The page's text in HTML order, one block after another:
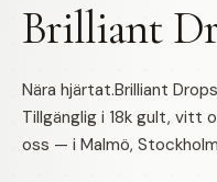
Brilliant
Nära hjärtat.Brilliant
Tillgänglig i 18k gult, vitt
oss — i Malmö,